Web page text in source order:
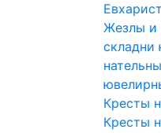
Жезлы и
складни
Кресты
Кресты